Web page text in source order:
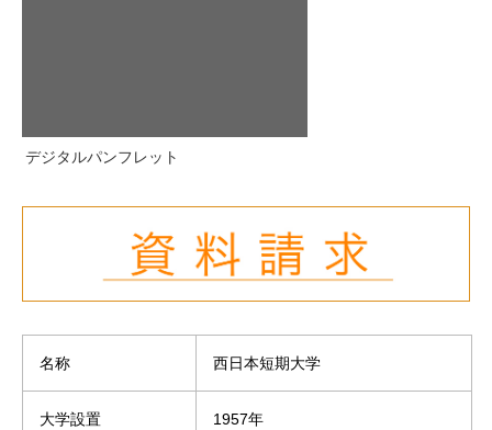
デジタルパンフレット
名称 西日本短期大学
大学設置 1957年